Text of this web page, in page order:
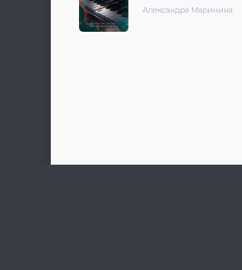
Александра Маринина